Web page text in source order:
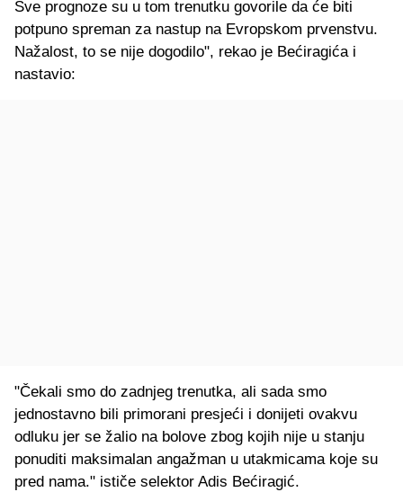
Sve prognoze su u tom trenutku govorile da će biti
potpuno spreman za nastup na Evropskom prvenstvu.
Nažalost, to se nije dogodilo", rekao je Bećiragića i
nastavio:
"Čekali smo do zadnjeg trenutka, ali sada smo
jednostavno bili primorani presjeći i donijeti ovakvu
odluku jer se žalio na bolove zbog kojih nije u stanju
ponuditi maksimalan angažman u utakmicama koje su
pred nama." ističe selektor Adis Bećiragić.